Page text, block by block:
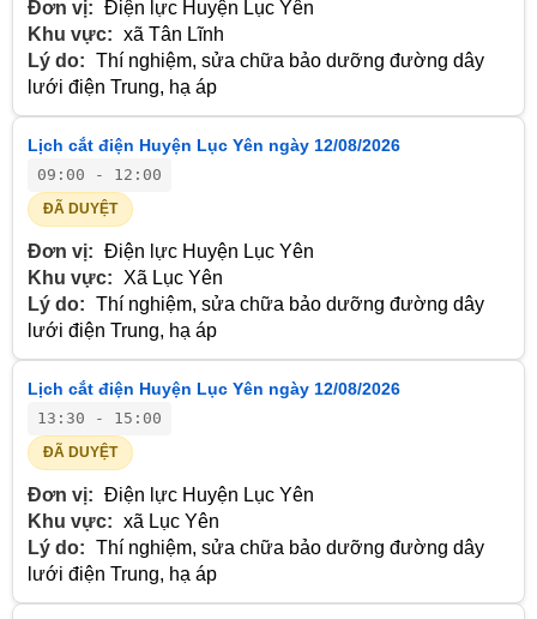
Đơn vị: Điện lực Huyện Lục Yên
Khu vực: xã Tân Lĩnh
Lý do: Thí nghiệm, sửa chữa bảo dưỡng đường dây
lưới điện Trung, hạ áp
Lịch cắt điện Huyện Lục Yên ngày 12/08/2026
09:00 - 12:00
ĐÃ DUYỆT
Đơn vị: Điện lực Huyện Lục Yên
Khu vực:
Xã Lục Yên
Lý do: Thí nghiệm, sửa chữa bảo dưỡng đường dây
lưới điện Trung, hạ áp
Lịch cắt điện Huyện Lục Yên ngày 12/08/2026
13:30 - 15:00
ĐÃ DUYỆT
Đơn vị: Điện lực Huyện Lục Yên
Khu vực: xã Lục Yên
Lý do: Thí nghiệm, sửa chữa bảo dưỡng đường dây
lưới điện Trung, hạ áp